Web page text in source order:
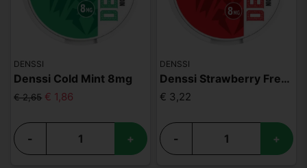
DENSSI
Denssi Cold Mint 8mg
€ 2,65 € 1,86
- +
DENSSI
Denssi Strawberry Freeze 8mg
€ 3,22
- +